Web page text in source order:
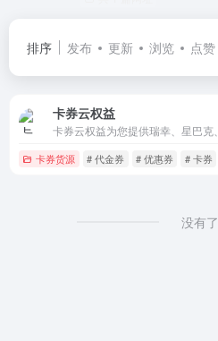
排序 发布 更新 浏览 点赞
卡券云权益
卡券货源 # 代金券 # 优惠券 # 卡券
没有了